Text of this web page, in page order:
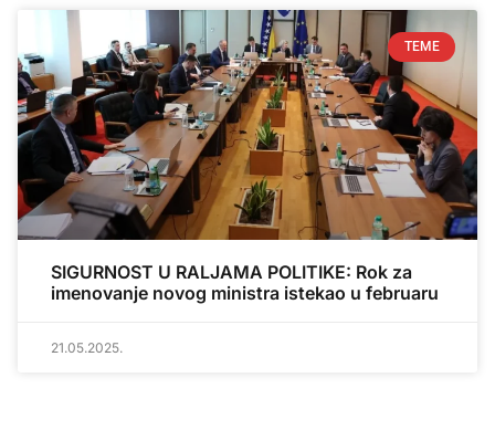
TEME
SIGURNOST U RALJAMA POLITIKE: Rok za
imenovanje novog ministra istekao u februaru
21.05.2025.